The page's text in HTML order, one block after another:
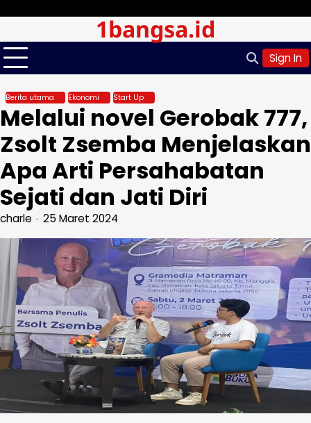
content
1bangsa.id
Sign In
Berita utama Ekonomi Start Up
Melalui novel Gerobak 777,
Zsolt Zsemba Menjelaskan
Apa Arti Persahabatan
Sejati dan Jati Diri
charle 25 Maret 2024